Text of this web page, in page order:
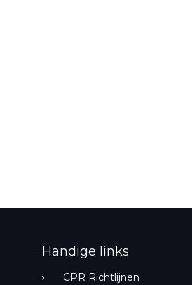
Handige links
CPR Richtlijnen